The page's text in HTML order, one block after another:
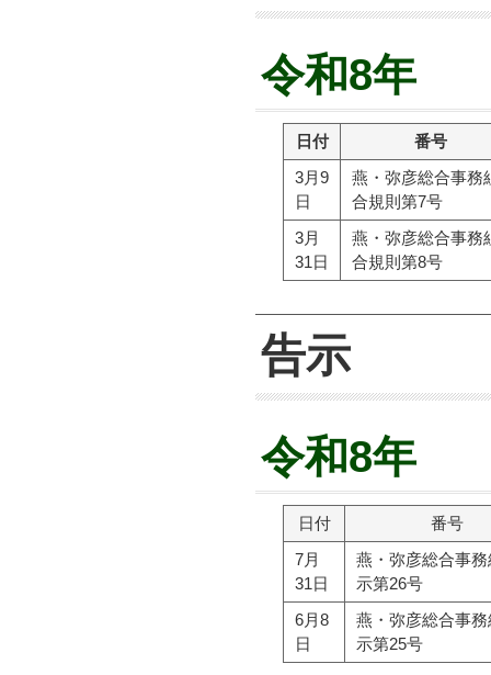
令和8年
日付 番号
3月9
日
燕・弥彦総合事務
合規則第7号
3月
31日
燕・弥彦総合事務
合規則第8号
告示
令和8年
日付 番号
7月
31日
燕・弥彦総合事
示第26号
6月8
日
燕・弥彦総合事
示第25号